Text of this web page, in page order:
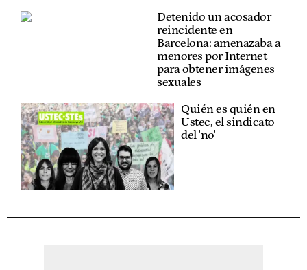
Detenido un acosador
reincidente en
Barcelona: amenazaba a
menores por Internet
para obtener imágenes
sexuales
Quién es quién en
Ustec, el sindicato
del 'no'